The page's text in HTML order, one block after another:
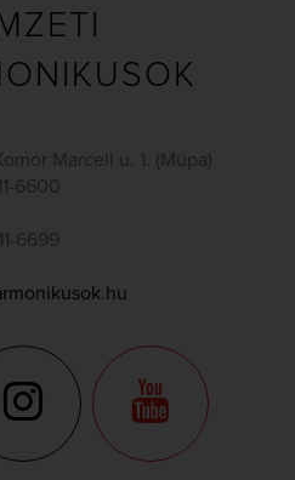
Marcell u. 1. (Müpa)
6600
6699